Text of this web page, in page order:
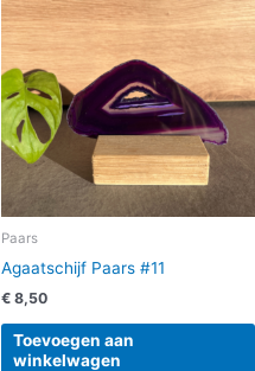
Paars
Agaatschijf Paars #11
€ 8,50
Toevoegen aan
winkelwagen